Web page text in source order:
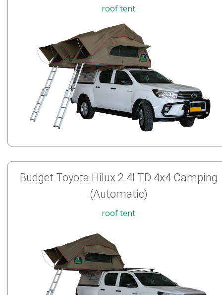
roof tent
Budget Toyota Hilux 2.4l TD 4x4 Camping
(Automatic)
roof tent